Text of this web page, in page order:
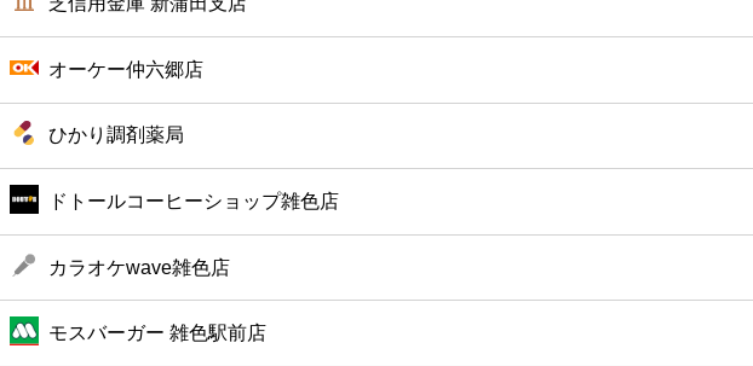
ホテル
オーケー仲六郷店
ひかり調剤薬局
ドトールコーヒーショップ雑色店
カラオケwave雑色店
モスバーガー 雑色駅前店